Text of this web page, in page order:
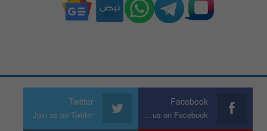
Facebook
Join us on Facebook
Twitter
Join us on Twitter